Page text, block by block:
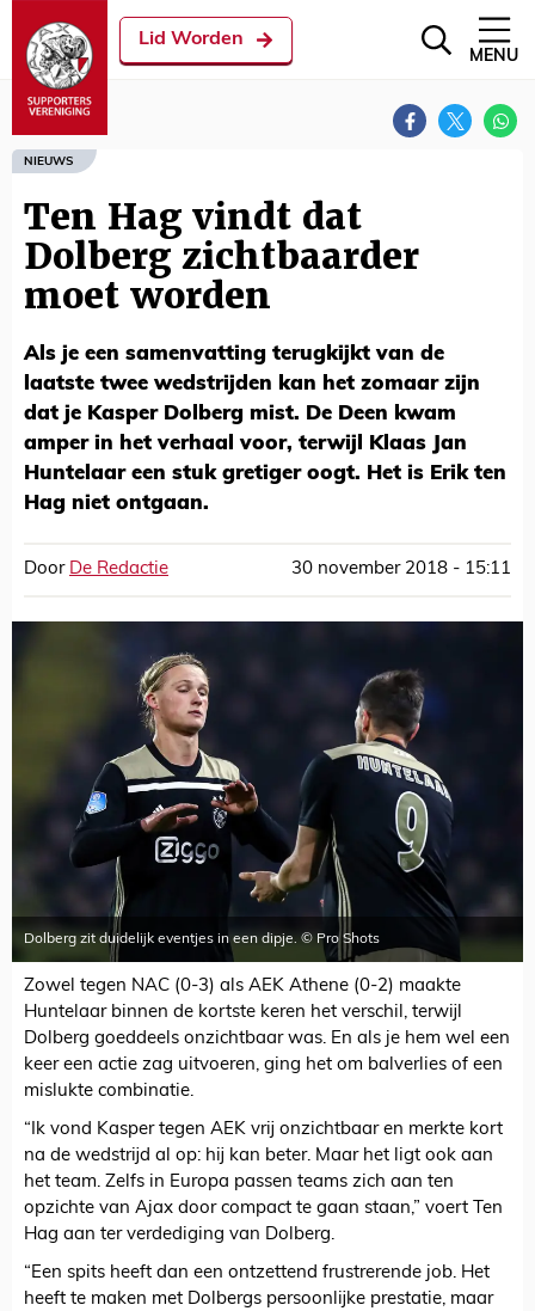
Lid Worden
MENU
NIEUWS
Ten Hag vindt dat
Dolberg zichtbaarder
moet worden
Als je een samenvatting terugkijkt van de
laatste twee wedstrijden kan het zomaar zijn
dat je Kasper Dolberg mist. De Deen kwam
amper in het verhaal voor, terwijl Klaas Jan
Huntelaar een stuk gretiger oogt. Het is Erik ten
Hag niet ontgaan.
Door De Redactie 30 november 2018 - 15:11
Dolberg zit duidelijk eventjes in een dipje. © Pro Shots
Zowel tegen NAC (0-3) als AEK Athene (0-2) maakte
Huntelaar binnen de kortste keren het verschil, terwijl
Dolberg goeddeels onzichtbaar was. En als je hem wel een
keer een actie zag uitvoeren, ging het om balverlies of een
mislukte combinatie.
“Ik vond Kasper tegen AEK vrij onzichtbaar en merkte kort
na de wedstrijd al op: hij kan beter. Maar het ligt ook aan
het team. Zelfs in Europa passen teams zich aan ten
opzichte van Ajax door compact te gaan staan,” voert Ten
Hag aan ter verdediging van Dolberg.
“Een spits heeft dan een ontzettend frustrerende job. Het
heeft te maken met Dolbergs persoonlijke prestatie, maar